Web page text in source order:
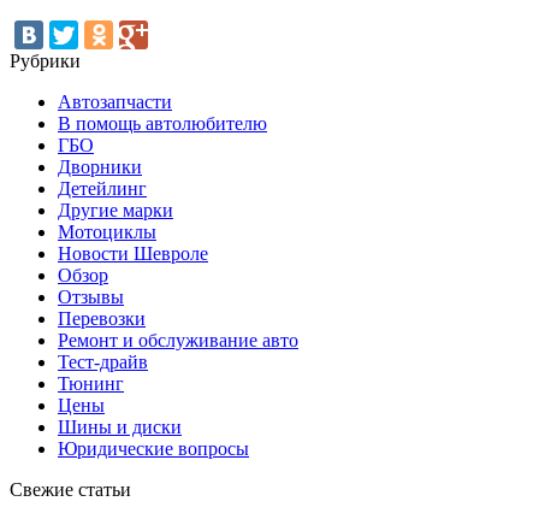
Рубрики
Автозапчасти
В помощь автолюбителю
ГБО
Дворники
Детейлинг
Другие марки
Мотоциклы
Новости Шевроле
Обзор
Отзывы
Перевозки
Ремонт и обслуживание авто
Тест-драйв
Тюнинг
Цены
Шины и диски
Юридические вопросы
Свежие статьи